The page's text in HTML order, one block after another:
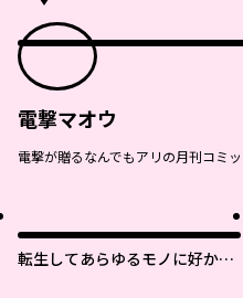
電撃マオウ
電撃が贈るなんでもアリの月刊コミ
転生してあらゆるモノに好かれ